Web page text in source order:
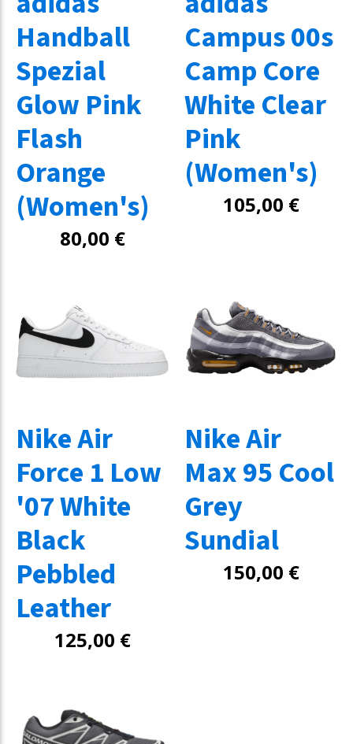
Handball
Spezial
Glow Pink
Flash
Orange
(Women's)
80,00 €
Campus 00s
Camp Core
White Clear
Pink
(Women's)
105,00 €
Nike Air
Force 1 Low
'07 White
Black
Pebbled
Leather
125,00 €
Nike Air
Max 95 Cool
Grey
Sundial
150,00 €